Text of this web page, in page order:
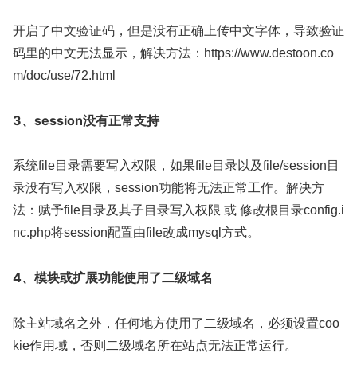
开启了中文验证码，但是没有正确上传中文字体，导致验证
码里的中文无法显示，解决方法：https://www.destoon.co
m/doc/use/72.html
3、session没有正常支持
系统file目录需要写入权限，如果file目录以及file/session目
录没有写入权限，session功能将无法正常工作。解决方
法：赋予file目录及其子目录写入权限 或 修改根目录config.i
nc.php将session配置由file改成mysql方式。
4、模块或扩展功能使用了二级域名
除主站域名之外，任何地方使用了二级域名，必须设置coo
kie作用域，否则二级域名所在站点无法正常运行。